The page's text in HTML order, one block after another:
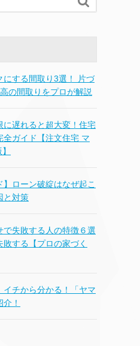
にする間取り3選！ 片づ
の間取りをプロが解説
に遅れると超大変！住宅
全ガイド【注文住宅 マ
】ローン破綻はなぜ起こ
と対策
で失敗する人の特徴６選
する【プロの家づく
イチから分かる！「ヤマ
！